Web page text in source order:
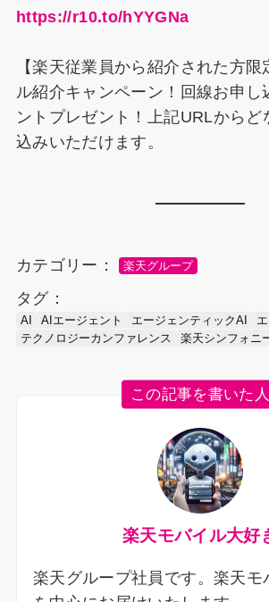
https://r10.to/hYYGNa
【楽天従業員から紹介された方限
ル紹介キャンペーン！回線お申し
ントプレゼント！上記URLからど
込みいただけます。
カテゴリー： 楽天グループ
タグ：
AI AIエージェント エージェンティックAI
テクノロジーカンファレンス
楽天シンフォニ
この記事を書いた人
楽天モバイル大好
楽天グループ社員です。楽天モ